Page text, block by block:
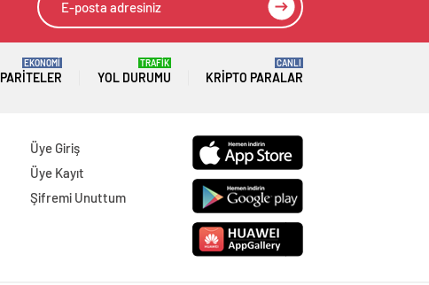
PARITELER
EKONOMİ
YOL DURUMU
TRAFİK
KRIPTO PARALAR
CANLI
Üye Giriş
Üye Kayıt
Şifremi Unuttum